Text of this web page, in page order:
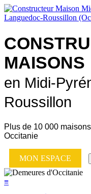
MAISONS
en Midi-
Roussillon
Plus de 10 000
Occitanie
MON ESPACE
≡